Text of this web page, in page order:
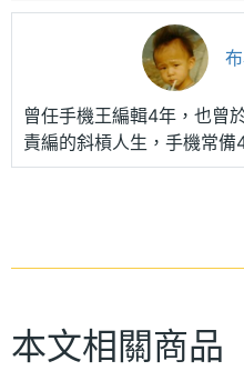
曾任手機王編輯4年，也曾
責編的斜槓人生，手機常
本文相關商品